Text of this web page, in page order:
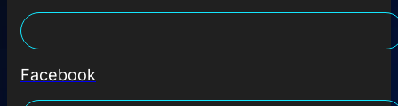
Facebook